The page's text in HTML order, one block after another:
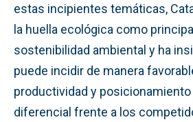
estas incipientes temáticas,
la huella ecológica como
sostenibilidad ambiental y ha
puede incidir de manera
productividad y
diferencial frente a los